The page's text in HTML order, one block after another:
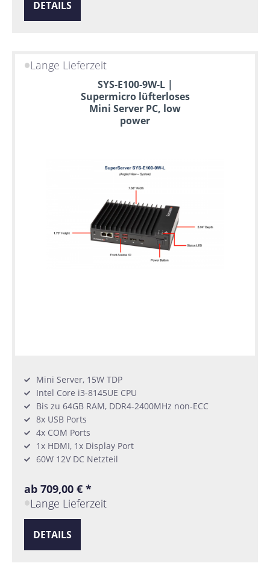
DETAILS
Lange Lieferzeit
SYS-E100-9W-L |
Supermicro lüfterloses
Mini Server PC, low
power
Mini Server, 15W TDP
Intel Core i3-8145UE CPU
Bis zu 64GB RAM, DDR4-2400MHz non-ECC
8x USB Ports
4x COM Ports
1x HDMI, 1x Display Port
60W 12V DC Netzteil
ab 709,00 € *
Lange Lieferzeit
DETAILS